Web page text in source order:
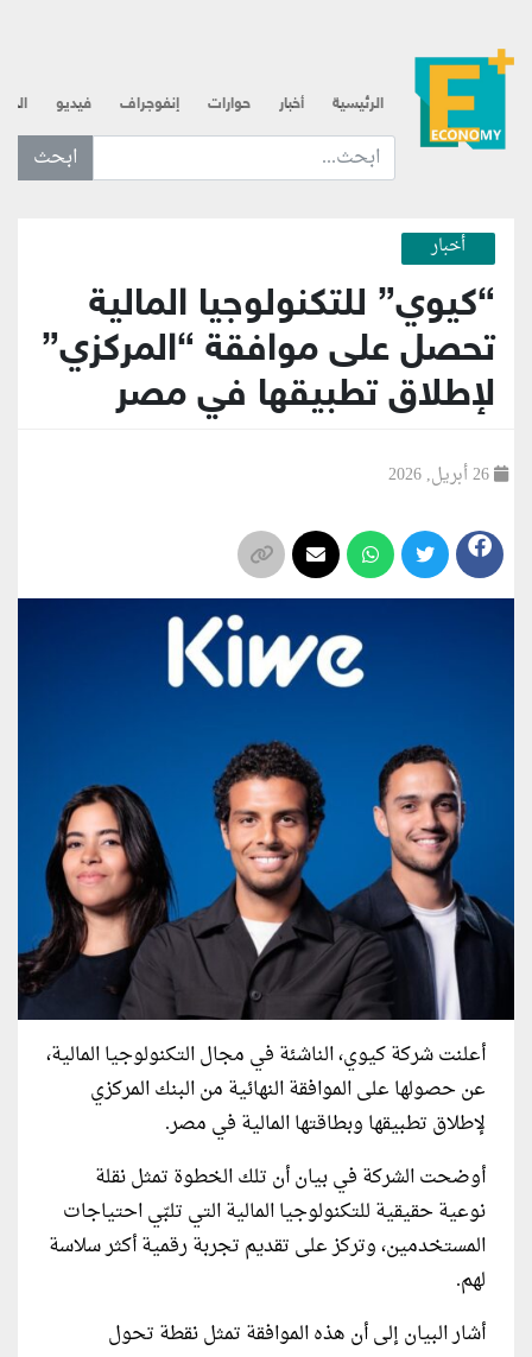
الرئيسية أخبار حوارات إنفوجراف فيديو
ابحث عن... :
أخبار
“كيوي” للتكنولوجيا المالية
تحصل على موافقة “المركزي”
لإطلاق تطبيقها في مصر
أعلنت شركة كيوي، الناشئة في مجال التكنولوجيا المالية،
عن حصولها على الموافقة النهائية من البنك المركزي
لإطلاق تطبيقها وبطاقتها المالية في مصر.
أوضحت الشركة في بيان أن تلك الخطوة تمثل نقلة
نوعية حقيقية للتكنولوجيا المالية التي تلبّي احتياجات
المستخدمين، وتركز على تقديم تجربة رقمية أكثر سلاسة
لهم.
أشار البيان إلى أن هذه الموافقة تمثل نقطة تحول